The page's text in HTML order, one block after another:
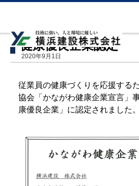
健康優良企業認定
2020年9月1日
従業員の健康づくりを応援する
協会「かながわ健康企業宣言」
康優良企業」に認定されました。